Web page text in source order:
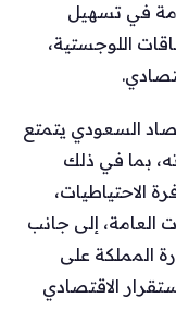
في تسهيل
اللوجستية،
السعودي يتمتع
بما في ذلك
الاحتياطيات،
العامة، إلى جانب
المملكة على
الاقتصادي